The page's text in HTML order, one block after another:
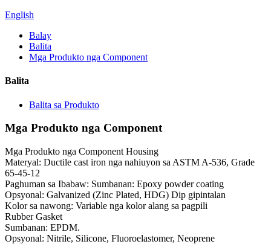
English
Balay
Balita
Mga Produkto nga Component
Balita
Balita sa Produkto
Mga Produkto nga Component
Mga Produkto nga Component Housing
Materyal: Ductile cast iron nga nahiuyon sa ASTM A-536, Grade
65-45-12
Paghuman sa Ibabaw: Sumbanan: Epoxy powder coating
Opsyonal: Galvanized (Zinc Plated, HDG) Dip gipintalan
Kolor sa nawong: Variable nga kolor alang sa pagpili
Rubber Gasket
Sumbanan: EPDM.
Opsyonal: Nitrile, Silicone, Fluoroelastomer, Neoprene